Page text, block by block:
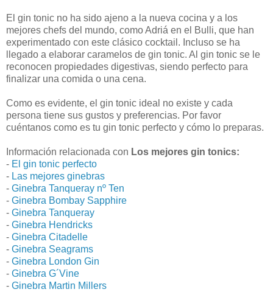
El gin tonic no ha sido ajeno a la nueva cocina y a los
mejores chefs del mundo, como Adriá en el Bulli, que han
experimentado con este clásico cocktail. Incluso se ha
llegado a elaborar caramelos de gin tonic. Al gin tonic se le
reconocen propiedades digestivas, siendo perfecto para
finalizar una comida o una cena.
Como es evidente, el gin tonic ideal no existe y cada
persona tiene sus gustos y preferencias. Por favor
cuéntanos como es tu gin tonic perfecto y cómo lo preparas.
Información relacionada con Los mejores gin tonics:
- El gin tonic perfecto
- Las mejores ginebras
- Ginebra Tanqueray nº Ten
- Ginebra Bombay Sapphire
- Ginebra Tanqueray
- Ginebra Hendricks
- Ginebra Citadelle
- Ginebra Seagrams
- Ginebra London Gin
- Ginebra G´Vine
- Ginebra Martin Millers